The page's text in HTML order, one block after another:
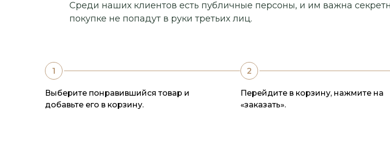
Среди наших клиентов есть публичные персоны, и им важна
покупке не попадут в руки третьих лиц.
Выберите понравившийся товар и
добавьте его в корзину.
Перейдите в корзину, нажмите на
«заказать».